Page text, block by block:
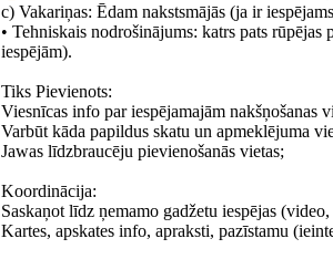
c) Vakariņas: Ēdam nakstsmājās (ja ir
• Tehniskais nodrošinājums: katrs pats
iespējām).
Tiks Pievienots:
Viesnīcas info par iespējamajām nakšņošanas
Varbūt kāda papildus skatu un apmeklējuma
Jawas līdzbraucēju pievienošanās vietas;
Koordinācija:
Saskaņot līdz ņemamo gadžetu iespējas
Kartes, apskates info, apraksti, pazīstamu